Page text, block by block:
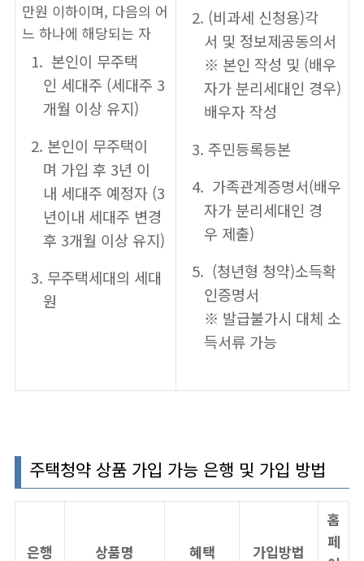
만원 이하이며, 다음의 어
느 하나에 해당되는 자
본인이 무주택
인 세대주 (세대주 3
개월 이상 유지)
본인이 무주택이
며 가입 후 3년 이
내 세대주 예정자 (3
년이내 세대주 변경
후 3개월 이상 유지)
무주택세대의 세대
원
(비과세 신청용)각
서 및 정보제공동의서
※ 본인 작성 및 (배우
자가 분리세대인 경우)
배우자 작성
주민등록등본
가족관계증명서(배우
자가 분리세대인 경
우 제출)
(청년형 청약)소득확
인증명서
※ 발급불가시 대체 소
득서류 가능
주택청약 상품 가입 가능 은행 및 가입 방법
은행 상품명 혜택 가입방법
홈
페